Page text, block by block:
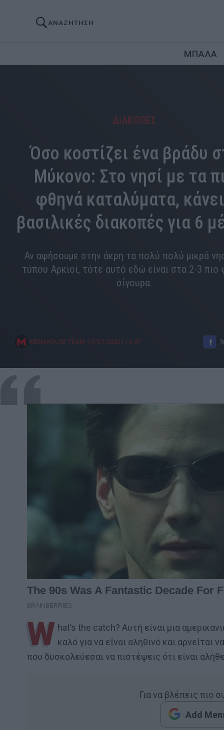
ΑΝΑΖΗΤΗΣΗ
ΜΠΑΛΑ
ΔΙΑΚΟΠΕΣ
Όσο κοστίζει ένα βράδυ
Μύκονο: Στο νησί με τα
φθηνά καταλύματα,
βασιλικές διακοπές για 6
Αν αφήσουμε στην άκρη τα πολύ πολύ μικρά
τύπου Αρκιοί, τότε αυτό εδώ είναι στα 2-3 πιο
σίγουρα.
MENSHOUSE TEAM 17/07/2025 | 13:47
W hat’s the catch? Αυτή είναι μια
καλό για να είναι αληθινό και
που δυσκολεύεσαι να πιστέψεις ότι είναι
Για να βλέπεις πιο
Add